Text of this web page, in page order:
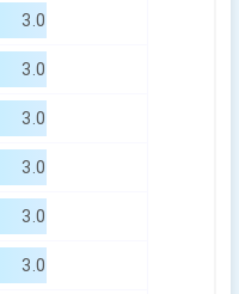
3.0
3.0
3.0
3.0
3.0
3.0